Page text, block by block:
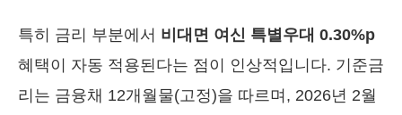
특히 금리 부분에서 비대면 여신 특별우대 0.30%p
혜택이 자동 적용된다는 점이 인상적입니다. 기준금
리는 금융채 12개월물(고정)을 따르며, 2026년 2월